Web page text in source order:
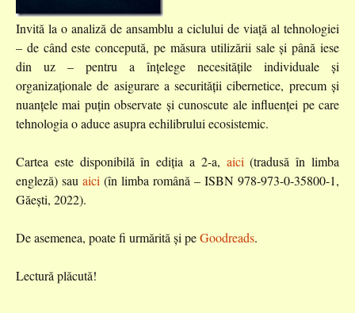
Invită la o analiză de ansamblu a ciclului de viață al tehnologiei
– de când este concepută, pe măsura utilizării sale și până iese
din uz – pentru a înțelege necesitățile individuale și
organizaționale de asigurare a securității cibernetice, precum și
nuanțele mai puțin observate și cunoscute ale influenței pe care
tehnologia o aduce asupra echilibrului ecosistemic.
Cartea este disponibilă în ediția a 2-a, aici (tradusă în limba
engleză) sau aici (în limba română – ISBN 978-973-0-35800-1,
Găești, 2022).
De asemenea, poate fi urmărită și peGoodreads.
Lectură plăcută!